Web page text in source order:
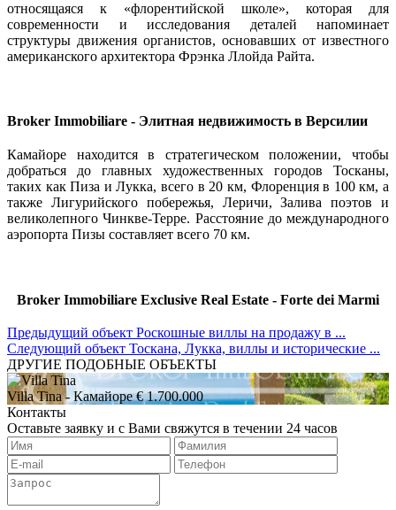
относящаяся к «флорентийской школе», которая для
современности и исследования деталей напоминает
структуры движения органистов, основавших от известного
американского архитектора Фрэнка Ллойда Райта.
Broker Immobiliare - Элитная недвижимость в Версилии
Камайоре находится в стратегическом положении, чтобы
добраться до главных художественных городов Тосканы,
таких как Пиза и Лукка, всего в 20 км, Флоренция в 100 км, а
также Лигурийского побережья, Леричи, Залива поэтов и
великолепного Чинкве-Терре. Расстояние до международного
аэропорта Пизы составляет всего 70 км.
Broker Immobiliare Exclusive Real Estate - Forte dei Marmi
Предыдущий объект Роскошные виллы на продажу в ...
Следующий объект Тоскана, Лукка, виллы и исторические ...
ДРУГИЕ ПОДОБНЫЕ ОБЪЕКТЫ
Villa Tina- Камайоре € 1.700.000
Контакты
Оставьте заявку и с Вами свяжутся в течении 24 часов